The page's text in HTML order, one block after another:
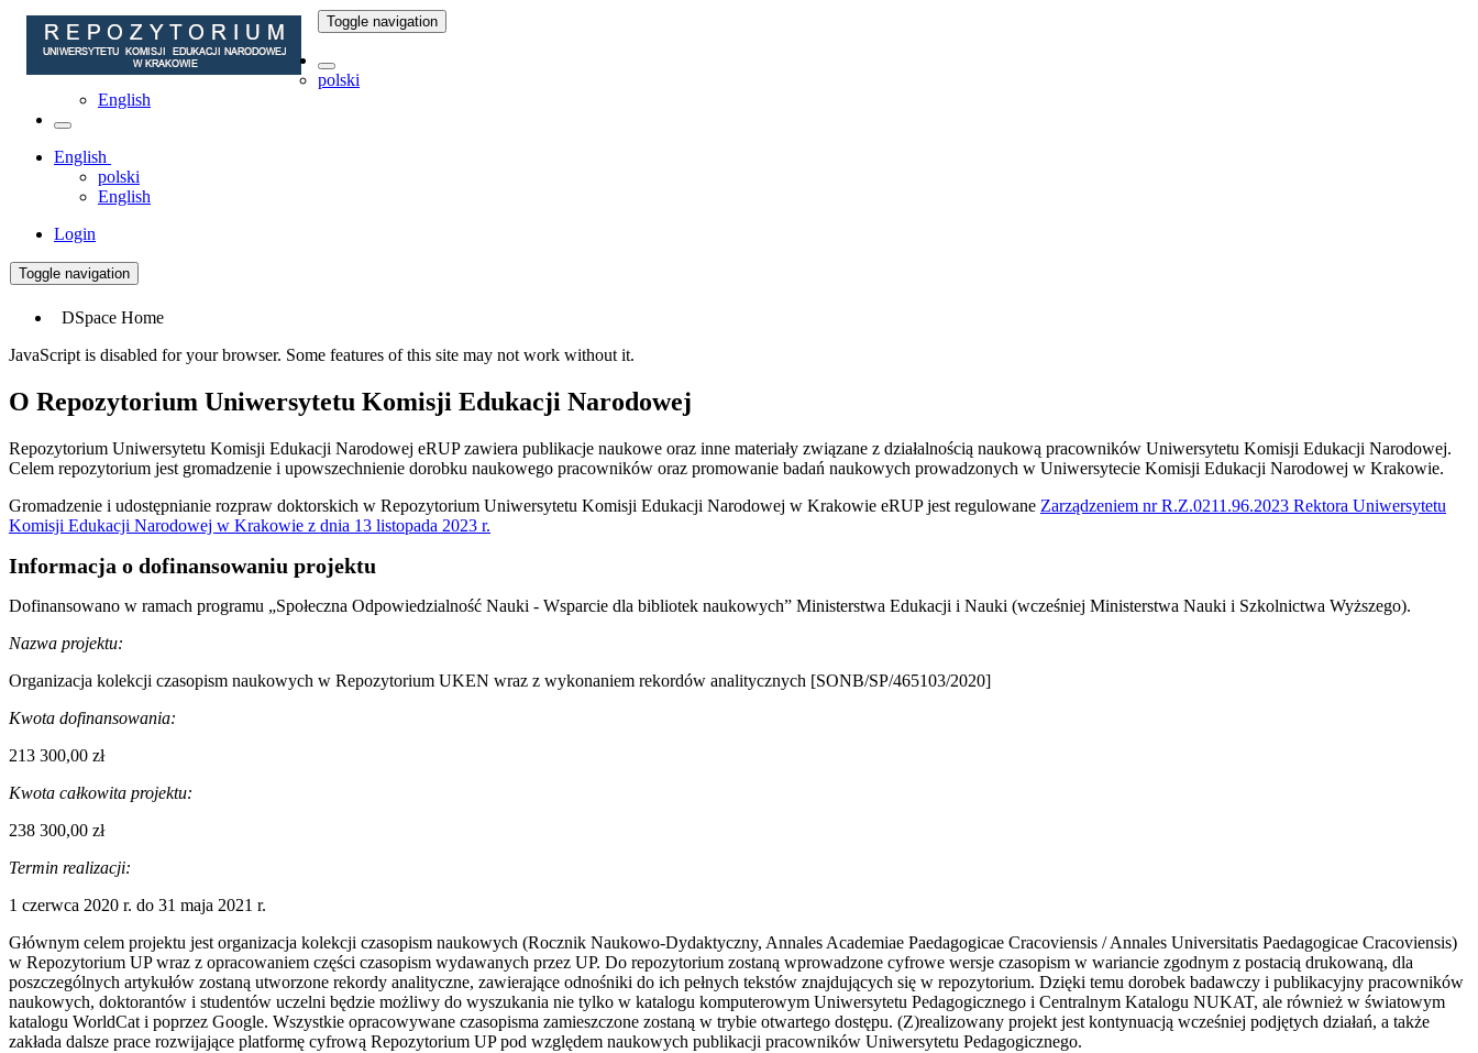
Toggle navigation
polski
English
English
polski
English
Login
Toggle navigation
DSpace Home
JavaScript is disabled for your browser. Some features of this site may not work without it.
O Repozytorium Uniwersytetu Komisji Edukacji Narodowej
Repozytorium Uniwersytetu Komisji Edukacji Narodowej eRUP zawiera publikacje naukowe oraz inne materiały związane z działalnością naukową pracowników Uniwersytetu Komisji Edukacji Narodowej.
Celem repozytorium jest gromadzenie i upowszechnienie dorobku naukowego pracowników oraz promowanie badań naukowych prowadzonych w Uniwersytecie Komisji Edukacji Narodowej w Krakowie.
Gromadzenie i udostępnianie rozpraw doktorskich w Repozytorium Uniwersytetu Komisji Edukacji Narodowej w Krakowie eRUP jest regulowane Zarządzeniem nr R.Z.0211.96.2023 Rektora Uniwersytetu
Komisji Edukacji Narodowej w Krakowie z dnia 13 listopada 2023 r.
Informacja o dofinansowaniu projektu
Dofinansowano w ramach programu „Społeczna Odpowiedzialność Nauki - Wsparcie dla bibliotek naukowych” Ministerstwa Edukacji i Nauki (wcześniej Ministerstwa Nauki i Szkolnictwa Wyższego).
Nazwa projektu:
Organizacja kolekcji czasopism naukowych w Repozytorium UKEN wraz z wykonaniem rekordów analitycznych [SONB/SP/465103/2020]
Kwota dofinansowania:
213 300,00 zł
Kwota całkowita projektu:
238 300,00 zł
Termin realizacji:
1 czerwca 2020 r. do 31 maja 2021 r.
Głównym celem projektu jest organizacja kolekcji czasopism naukowych (Rocznik Naukowo-Dydaktyczny, Annales Academiae Paedagogicae Cracoviensis / Annales Universitatis Paedagogicae Cracoviensis)
w Repozytorium UP wraz z opracowaniem części czasopism wydawanych przez UP. Do repozytorium zostaną wprowadzone cyfrowe wersje czasopism w wariancie zgodnym z postacią drukowaną, dla
poszczególnych artykułów zostaną utworzone rekordy analityczne, zawierające odnośniki do ich pełnych tekstów znajdujących się w repozytorium. Dzięki temu dorobek badawczy i publikacyjny pracowników
naukowych, doktorantów i studentów uczelni będzie możliwy do wyszukania nie tylko w katalogu komputerowym Uniwersytetu Pedagogicznego i Centralnym Katalogu NUKAT, ale również w światowym
katalogu WorldCat i poprzez Google. Wszystkie opracowywane czasopisma zamieszczone zostaną w trybie otwartego dostępu. (Z)realizowany projekt jest kontynuacją wcześniej podjętych działań, a także
zakłada dalsze prace rozwijające platformę cyfrową Repozytorium UP pod względem naukowych publikacji pracowników Uniwersytetu Pedagogicznego.